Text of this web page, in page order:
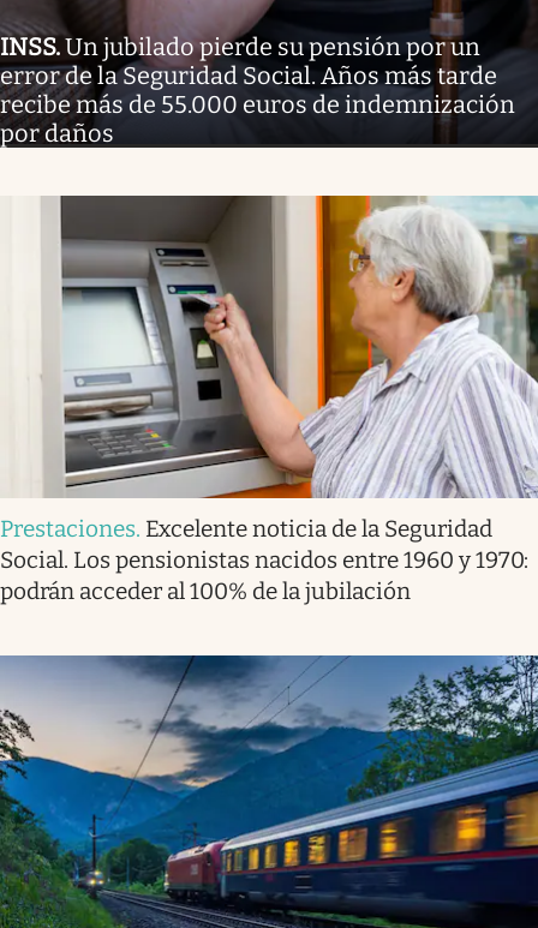
INSS.Un jubilado pierde su pensión por un
error de la Seguridad Social. Años más tarde
recibe más de 55.000 euros de indemnización
por daños
Prestaciones. Excelente noticia de la Seguridad
Social. Los pensionistas nacidos entre 1960 y 1970:
podrán acceder al 100% de la jubilación